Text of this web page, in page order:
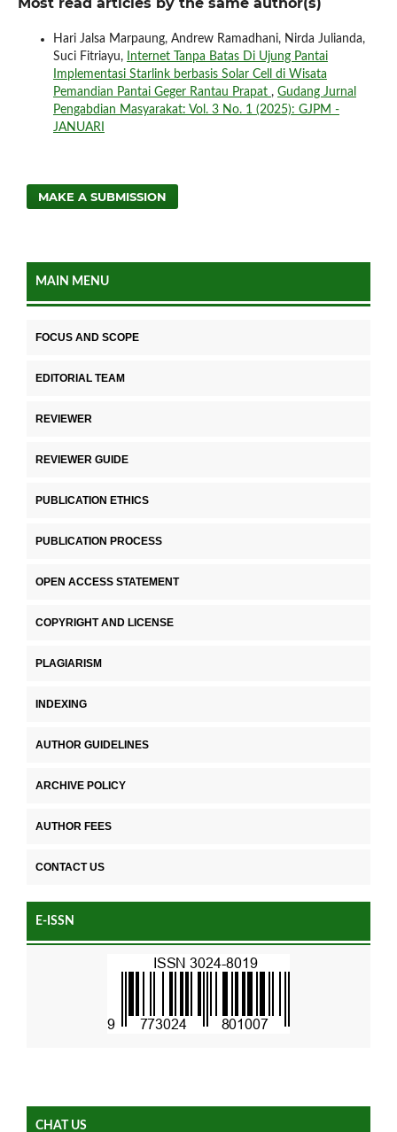
Most read articles by the same author(s)
Hari Jalsa Marpaung, Andrew Ramadhani, Nirda Julianda,
Suci Fitriayu,
Internet Tanpa Batas Di Ujung Pantai
Implementasi Starlink berbasis Solar Cell di Wisata
Pemandian Pantai Geger Rantau Prapat , Gudang Jurnal
Pengabdian Masyarakat: Vol. 3 No. 1 (2025): GJPM -
JANUARI
MAKE A SUBMISSION
MAIN MENU
FOCUS AND SCOPE
EDITORIAL TEAM
REVIEWER
REVIEWER GUIDE
PUBLICATION ETHICS
PUBLICATION PROCESS
OPEN ACCESS STATEMENT
COPYRIGHT AND LICENSE
PLAGIARISM
INDEXING
AUTHOR GUIDELINES
ARCHIVE POLICY
AUTHOR FEES
CONTACT US
E-ISSN
CHAT US